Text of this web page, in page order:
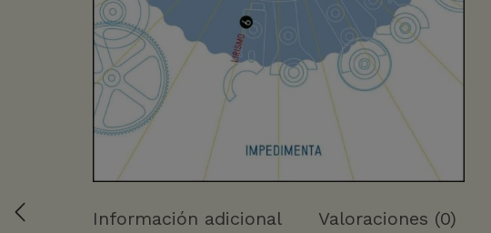
Información adicional Valoraciones (0)